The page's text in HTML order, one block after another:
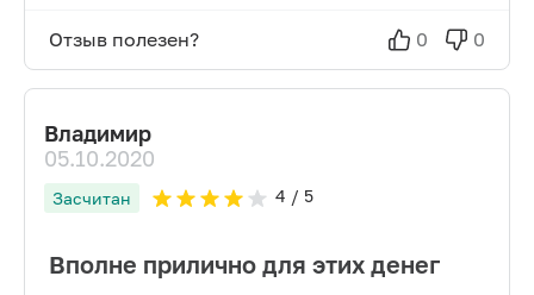
Отзыв полезен? 0 0
Владимир
05.10.2020
Засчитан 4 / 5
Вполне прилично для этих денег